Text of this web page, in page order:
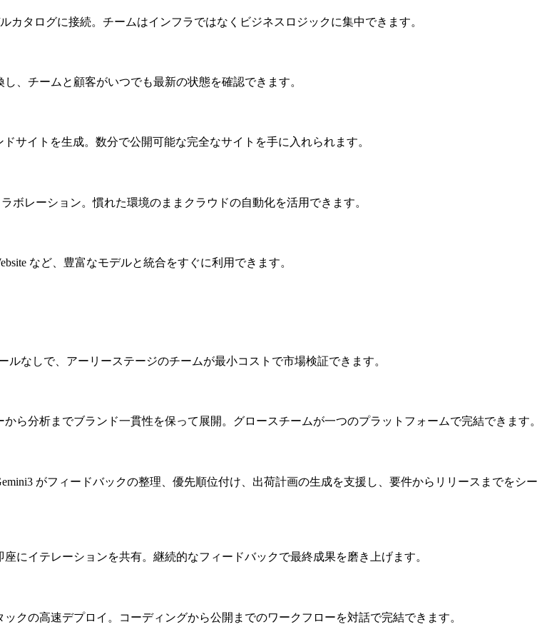
タログに接続。チームはインフラではなくビジネスロジックに集中できます。
、チームと顧客がいつでも最新の状態を確認できます。
サイトを生成。数分で公開可能な完全なサイトを手に入れられます。
ボレーション。慣れた環境のままクラウドの自動化を活用できます。
など、豊富なモデルと統合をすぐに利用できます。
なしで、アーリーステージのチームが最小コストで市場検証できます。
ら分析までブランド一貫性を保って展開。グロースチームが一つのプラットフォームで完結できます。
がフィードバックの整理、優先順位付け、出荷計画の生成を支援し、要件からリリースまでをシー
にイテレーションを共有。継続的なフィードバックで最終成果を磨き上げます。
クの高速デプロイ。コーディングから公開までのワークフローを対話で完結できます。